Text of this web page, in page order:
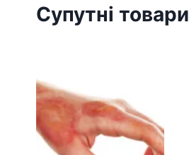
Супутні товари